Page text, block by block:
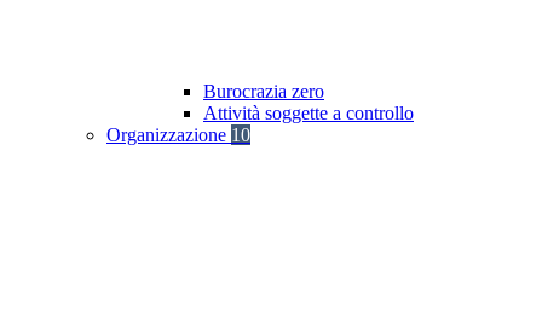
Burocrazia zero
Attività soggette a controllo
Organizzazione 10